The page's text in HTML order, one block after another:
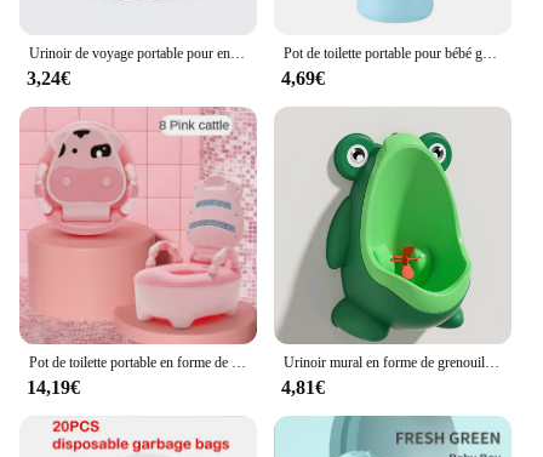
Urinoir de voyage portable pour enfants, pot de toilette, siège pour tout-petit, entraîneur de bouteille, mini tasse d'urgence de voiture, toilettes Roadtrip, nécessités de la présidence, bébé
3,24€
Pot de toilette portable pour bébé garçon et fille, urinoir de voyage, couche-culotte pour enfant
4,69€
Pot de toilette portable en forme de vache mignonne pour bébé, siège d'entraînement pour enfant, fille et garçon
14,19€
Urinoir mural en forme de grenouille pour bébé garçon, vertical, entraînement au pot, mignon
4,81€